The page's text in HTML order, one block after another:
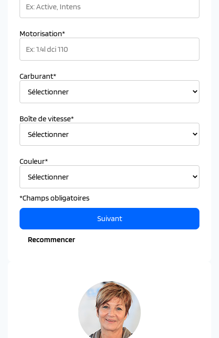
Motorisation*
Carburant*
Boîte de vitesse*
Couleur*
*Champs obligatoires
Recommencer
Suivant